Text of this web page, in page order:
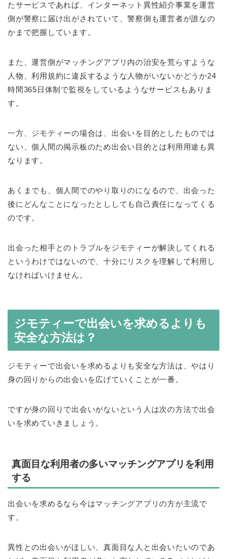
たサービスであれば、インターネット異性紹介事業を運営
側が警察に届け出がされていて、警察側も運営者が誰なの
かまで把握しています。
また、運営側がマッチングアプリ内の治安を荒らすような
人物、利用規約に違反するような人物がいないかどうか24
時間365日体制で監視をしているようなサービスもありま
す。
一方、ジモティーの場合は、出会いを目的としたものでは
ない、個人間の掲示板のため出会い目的とは利用用途も異
なります。
あくまでも、個人間でのやり取りのになるので、出会った
後にどんなことになったとししても自己責任になってくる
のです。
出会った相手とのトラブルをジモティーが解決してくれる
というわけではないので、十分にリスクを理解して利用し
なければいけません。
ジモティーで出会いを求めるよりも
安全な方法は？
ジモティーで出会いを求めるよりも安全な方法は、やはり
身の回りからの出会いを広げていくことが一番。
ですが身の回りで出会いがないという人は次の方法で出会
いを求めていきましょう。
真面目な利用者の多いマッチングアプリを利用
する
出会いを求めるなら今はマッチングアプリの方が主流で
す。
異性との出会いがほしい、真面目な人と出会いたいのであ